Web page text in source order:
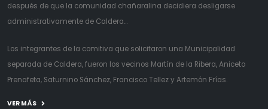
después de que la comunidad chañaralina decidiera desligarse
administrativamente de Caldera...
Los integrantes de la comitiva que solicitaron una Municipalidad
separada de Caldera, fueron los vecinos Martín de la Ribera, Aniceto
Prenafeta, Saturnino Sánchez, Francisco Tellez y Artemón Frías.
VER MÁS